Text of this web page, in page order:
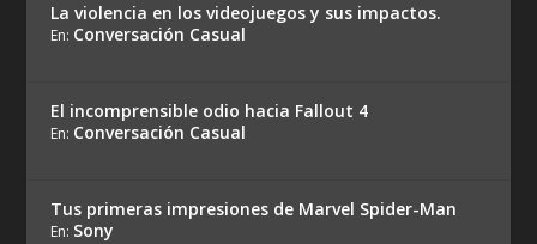
La violencia en los videojuegos y sus impactos.
En: Conversación Casual
El incomprensible odio hacia Fallout 4
En: Conversación Casual
Tus primeras impresiones de Marvel Spider-Man
En: Sony